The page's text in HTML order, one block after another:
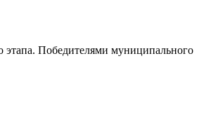
Победителями муниципального